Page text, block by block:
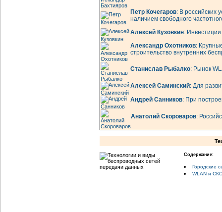
Петр Кочегаров: В российских
наличием свободного
Алексей Кузовкин:
Александр Охотников:
строительство внутренних
Станислав Рыбалко: Рынок
Алексей Саминский: Для
Андрей Санников: При
Анатолий Скороваров:
Содержание:
Городские
WLAN и